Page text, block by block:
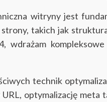
witryny jest
takich jak
wdrażam
technik
optymalizację meta